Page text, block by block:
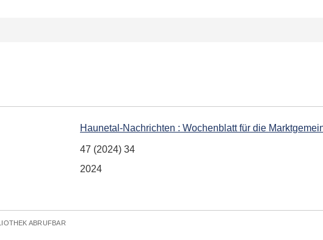
Haunetal-Nachrichten : Wochenblatt für die
47 (2024) 34
2024
ABRUFBAR